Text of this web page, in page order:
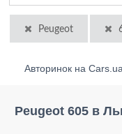
Peugeot
Авторинок на
Peugeot 605 в